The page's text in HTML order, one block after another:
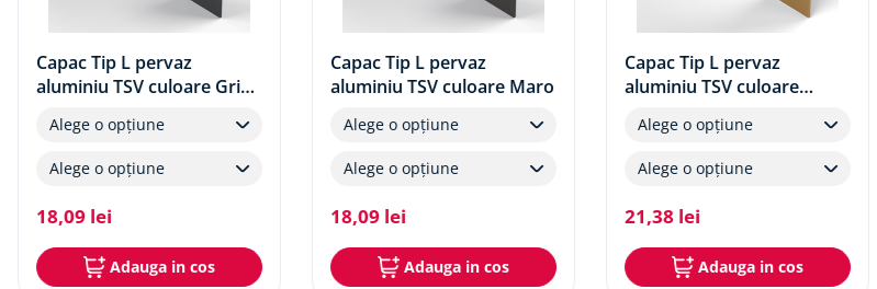
Capac Tip L pervaz
aluminiu TSV culoare Gri
Alege o opțiune
Alege o opțiune
18,09 lei
Adauga in cos
Capac Tip L pervaz
aluminiu TSV culoare Maro
Alege o opțiune
Alege o opțiune
18,09 lei
Adauga in cos
Capac Tip L pervaz
aluminiu TSV culoare
Alege o opțiune
Alege o opțiune
21,38 lei
Adauga in cos